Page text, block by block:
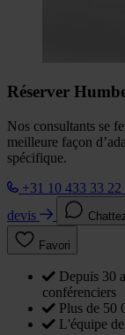
Réserver
Nos consultants se
meilleure façon
spécifique.
+31 10 433 33 22
devis
Favori
Depuis 30
conférenciers
Plus de 50
L'équipe